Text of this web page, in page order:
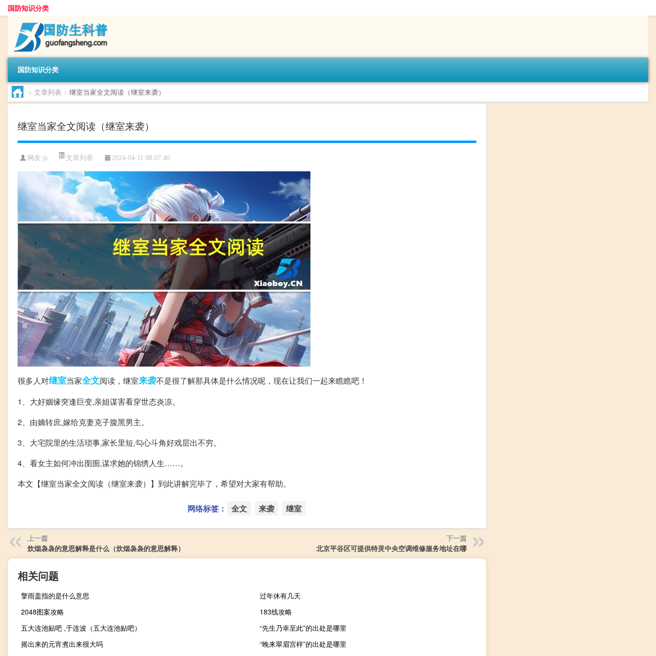
国防知识分类
国防知识分类
> 文章列表 > 继室当家全文阅读（继室来袭）
继室当家全文阅读（继室来袭）
网友:js 文章列表 2024-04-11 08:07:40
很多人对继室当家全文阅读，继室来袭不是很了解那具体是什么情况呢，现在让我们一起来瞧瞧吧！
1、大好姻缘突逢巨变,亲姐谋害看穿世态炎凉。
2、由嫡转庶,嫁给克妻克子腹黑男主。
3、大宅院里的生活琐事,家长里短,勾心斗角好戏层出不穷。
4、看女主如何冲出囹圄,谋求她的锦绣人生……。
本文【继室当家全文阅读（继室来袭）】到此讲解完毕了，希望对大家有帮助。
网络标签： 全文 来袭 继室
上一篇
炊烟袅袅的意思解释是什么（炊烟袅袅的意思解释）
下一篇
北京平谷区可提供特灵中央空调维修服务地址在哪
相关问题
擎雨盖指的是什么意思
过年休有几天
2048图案攻略
183线攻略
五大连池贴吧 ,于连波（五大连池贴吧）
“先生乃幸至此”的出处是哪里
摇出来的元宵煮出来很大吗
“晚来翠眉宫样”的出处是哪里